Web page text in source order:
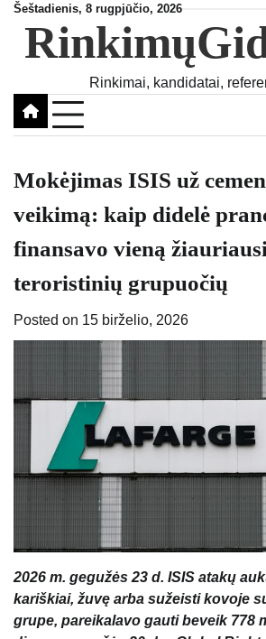
Skip
content
Šeštadienis, 8 rugpjūčio, 2026
Rinkimai, kandidatai,
Mokėjimas ISIS už
veikimą: kaip didelė
finansavo vieną
teroristinių grupuočių
Posted on 15 birželio, 2026
2026 m. gegužės 23 d. ISIS atakų
kariškiai, žuvę arba sužeisti kovoje
grupe, pareikalavo gauti beveik 778